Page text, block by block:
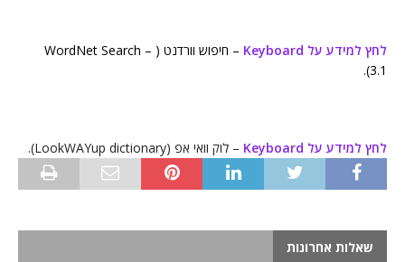
לחץ למידע על Keyboard
– חיפוש וורדנט ( WordNet Search –
3.1).
לחץ למידע על Keyboard – לוק וואי אפ (LookWAYup dictionary).
שאלות אחרונות